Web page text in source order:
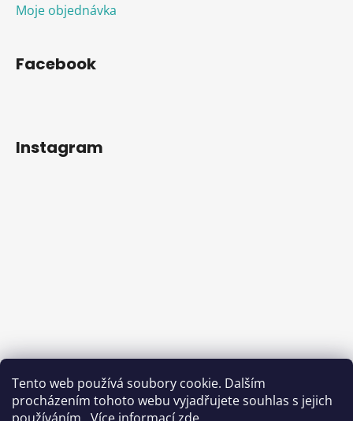
Tento web používá soubory cookie. Dalším
procházením tohoto webu vyjadřujete souhlas s jejich
Moje objednávka
Facebook
Instagram